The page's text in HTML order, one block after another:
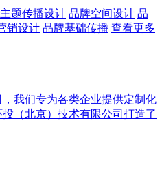
主题传播设计 品牌空间设计 品
销设计 品牌基础传播 查看更多
我们专为各类企业提供定制化
（北京）技术有限公司打造了